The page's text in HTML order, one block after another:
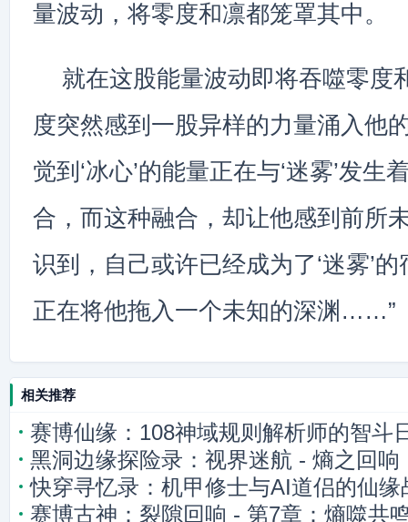
量波动，将零度和凛都笼罩其中。
就在这股能量波动即将吞噬零度
度突然感到一股异样的力量涌入他
觉到‘冰心’的能量正在与‘迷雾’发生
合，而这种融合，却让他感到前所
识到，自己或许已经成为了‘迷雾’的
正在将他拖入一个未知的深渊……”
相关推荐
赛博仙缘：108神域规则解析师的智斗
黑洞边缘探险录：视界迷航 - 熵之回响
快穿寻忆录：机甲修士与AI道侣的仙缘
赛博古神：裂隙回响 - 第7章：熵噬共